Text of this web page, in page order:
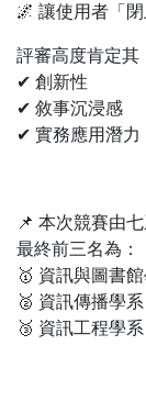
🌌 讓使用者「
評審高度肯定其
✔ 創新性
✔ 敘事沉浸感
✔ 實務應用潛力
📌 本次競賽由
最終前三名為：
🥇 資訊與圖書
🥈 資訊傳播學
🥉 資訊工程學